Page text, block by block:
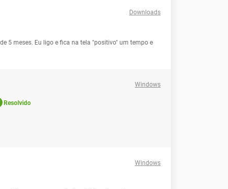
Downloads
5 meses. Eu ligo e fica na tela "positivo" um tempo e
Windows
Resolvido
Windows